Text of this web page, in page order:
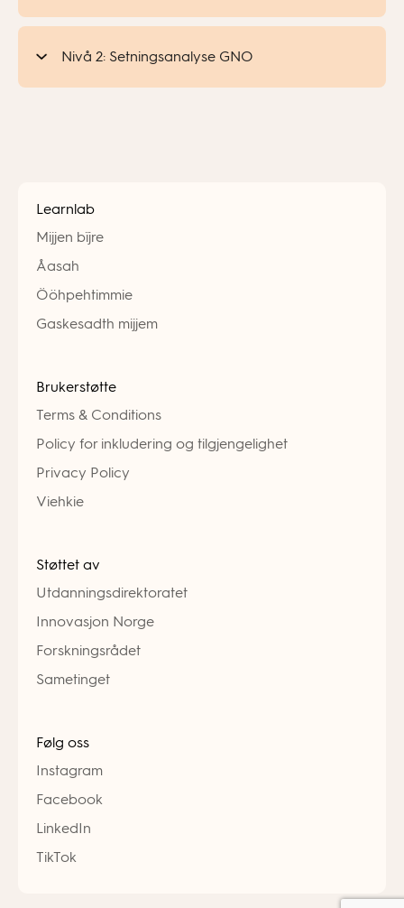
Nivå 2: Setningsanalyse GNO
Learnlab
Mijjen bïjre
Åasah
Ööhpehtimmie
Gaskesadth mijjem
Brukerstøtte
Terms & Conditions
Policy for inkludering og tilgjengelighet
Privacy Policy
Viehkie
Støttet av
Utdanningsdirektoratet
Innovasjon Norge
Forskningsrådet
Sametinget
Følg oss
Instagram
Facebook
LinkedIn
TikTok